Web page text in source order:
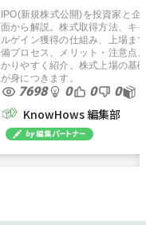
IPO(新規株式公開)を投資家と企
面から解説。株式取得方法、キ
ルゲイン獲得の仕組み、上場ま
備プロセス、メリット・注意点
かりやすく紹介。株式上場の基
が身につきます。
7698 0 0 0
KnowHows 編集部